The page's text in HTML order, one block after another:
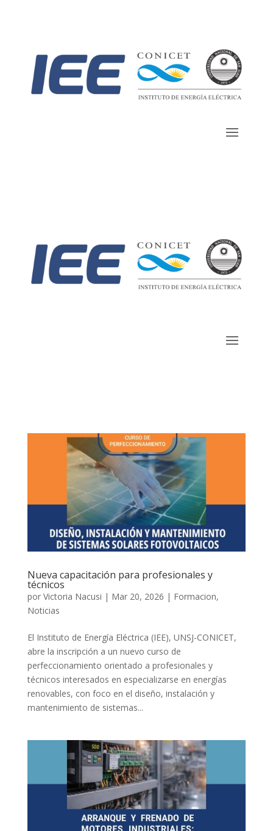
Nueva capacitación para profesionales y
técnicos
por Victoria Nacusi | Mar 20, 2026 | Formacion,
Noticias
El Instituto de Energía Eléctrica (IEE), UNSJ-CONICET,
abre la inscripción a un nuevo curso de
perfeccionamiento orientado a profesionales y
técnicos interesados en especializarse en energías
renovables, con foco en el diseño, instalación y
mantenimiento de sistemas...